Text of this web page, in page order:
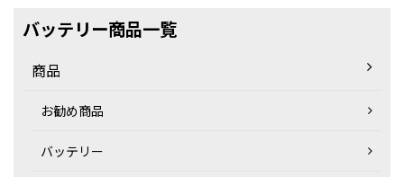
バッテリー商品一覧
商品
お勧め商品
バッテリー